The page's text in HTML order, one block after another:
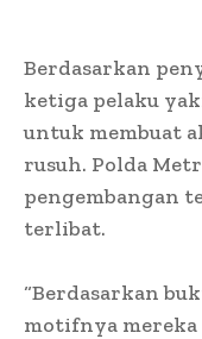
Berdasarkan
ketiga pelaku
untuk membuat
rusuh. Polda
pengembangan
terlibat.
“Berdasarkan
motifnya mereka